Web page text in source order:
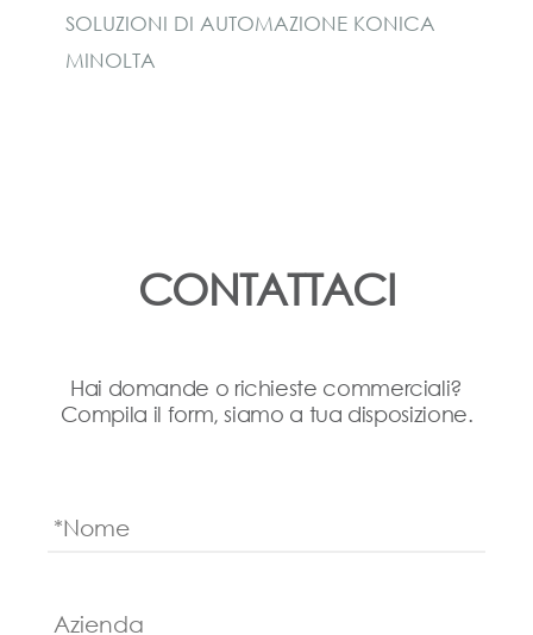
SOLUZIONI DI AUTOMAZIONE KONICA
MINOLTA
CONTATTACI
Hai domande o richieste commerciali?
Compila il form, siamo a tua disposizione.